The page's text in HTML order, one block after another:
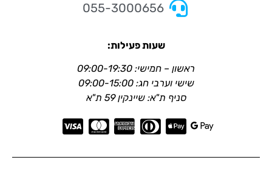
055-3000656
שעות פעילות:
ראשון – חמישי: 09:00-19:30
שישי וערבי חג: 09:00-15:00
סניף ת"א: שיינקין 59 ת"א